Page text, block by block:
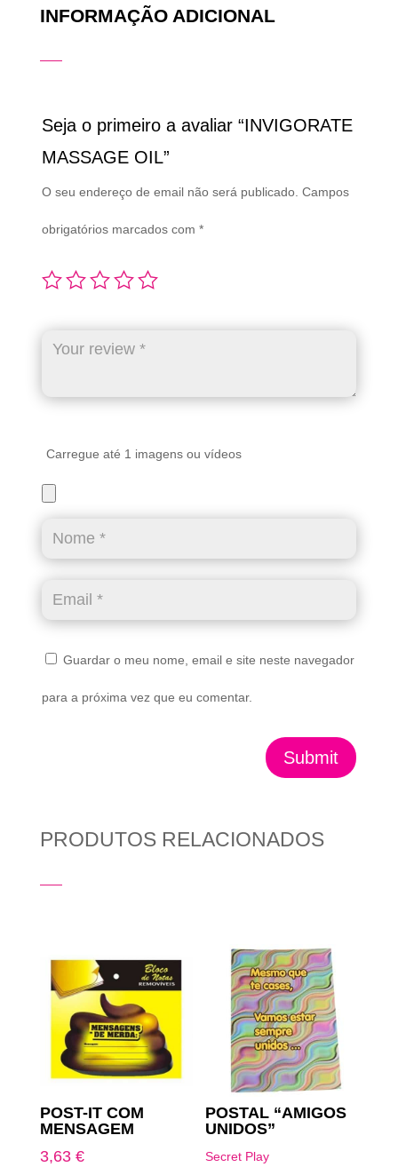
INFORMAÇÃO ADICIONAL
Seja o primeiro a avaliar “INVIGORATE
MASSAGE OIL”
O seu endereço de email não será publicado. Campos
obrigatórios marcados com *
Carregue até 1 imagens ou vídeos
Guardar o meu nome, email e site neste navegador
para a próxima vez que eu comentar.
Submit
PRODUTOS RELACIONADOS
POST-IT COM
MENSAGEM
3,63 €
POSTAL “AMIGOS
UNIDOS”
Secret Play